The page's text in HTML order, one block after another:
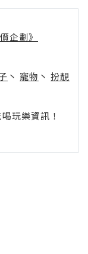
企劃》
丶 寵物 丶 扮靚
玩樂資訊！